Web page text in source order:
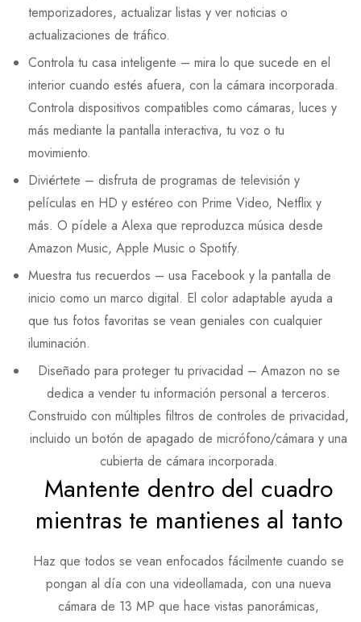
temporizadores, actualizar listas y ver noticias o
actualizaciones de tráfico.
Controla tu casa inteligente – mira lo que sucede en el
interior cuando estés afuera, con la cámara incorporada.
Controla dispositivos compatibles como cámaras, luces y
más mediante la pantalla interactiva, tu voz o tu
movimiento.
Diviértete – disfruta de programas de televisión y
películas en HD y estéreo con Prime Video, Netflix y
más. O pídele a Alexa que reproduzca música desde
Amazon Music, Apple Music o Spotify.
Muestra tus recuerdos – usa Facebook y la pantalla de
inicio como un marco digital. El color adaptable ayuda a
que tus fotos favoritas se vean geniales con cualquier
iluminación.
Diseñado para proteger tu privacidad – Amazon no se
dedica a vender tu información personal a terceros.
Construido con múltiples filtros de controles de privacidad,
incluido un botón de apagado de micrófono/cámara y una
cubierta de cámara incorporada.
Mantente dentro del cuadro
mientras te mantienes al tanto
Haz que todos se vean enfocados fácilmente cuando se
pongan al día con una videollamada, con una nueva
cámara de 13 MP que hace vistas panorámicas,